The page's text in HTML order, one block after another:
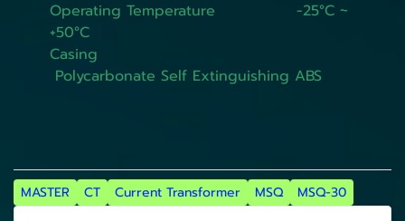
Operating Temperature -25°C ~
+50°C
Casing
Polycarbonate Self Extinguishing ABS
MASTER CT Current Transformer MSQ MSQ-30